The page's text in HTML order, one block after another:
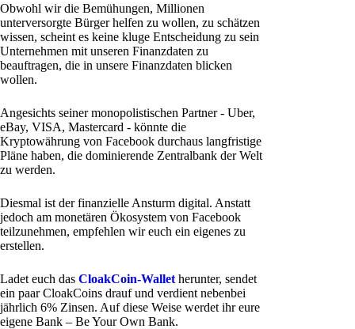
Obwohl wir die Bemühungen, Millionen
unterversorgte Bürger helfen zu wollen, zu schätzen
wissen, scheint es keine kluge Entscheidung zu sein
Unternehmen mit unseren Finanzdaten zu
beauftragen, die in unsere Finanzdaten blicken
wollen.
Angesichts seiner monopolistischen Partner - Uber,
eBay, VISA, Mastercard - könnte die
Kryptowährung von Facebook durchaus langfristige
Pläne haben, die dominierende Zentralbank der Welt
zu werden.
Diesmal ist der finanzielle Ansturm digital. Anstatt
jedoch am monetären Ökosystem von Facebook
teilzunehmen, empfehlen wir euch ein eigenes zu
erstellen.
Ladet euch das CloakCoin-Wallet herunter, sendet
ein paar CloakCoins drauf und verdient nebenbei
jährlich 6% Zinsen. Auf diese Weise werdet ihr eure
eigene Bank – Be Your Own Bank.